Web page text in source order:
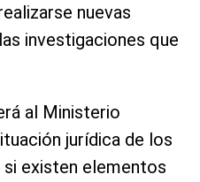
nuevas
investigaciones que
al Ministerio
jurídica de los
existen elementos